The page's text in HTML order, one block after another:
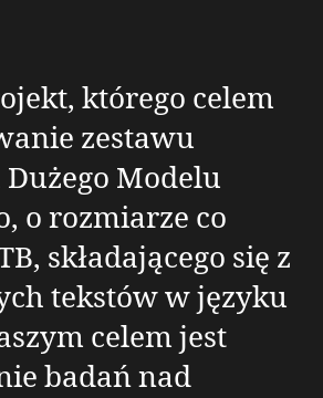
którego celem
zestawu
Modelu
o rozmiarze co
składającego się z
tekstów w języku
celem jest
badań nad